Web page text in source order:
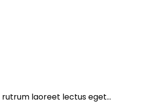
rutrum laoreet lectus eget…